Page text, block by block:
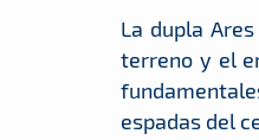
La dupla
terreno y el
espadas del